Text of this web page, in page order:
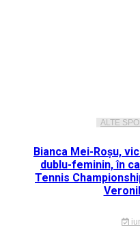
ALTE
Bianca Mei-Roșu,
dublu-feminin, în
Tennis